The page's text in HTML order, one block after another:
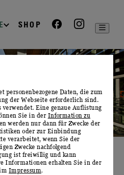
SHOP
personenbezogene Daten, die zum
der Webseite erforderlich sind.
verwendet. Eine genaue Auflistung
Sie in der Information zu
werden nur dann für Zwecke der
oder zur Einbindung
verarbeitet, wenn Sie der
Zwecke nachfolgend
ist freiwillig und kann
Informationen erhalten Sie in der
Impressum.